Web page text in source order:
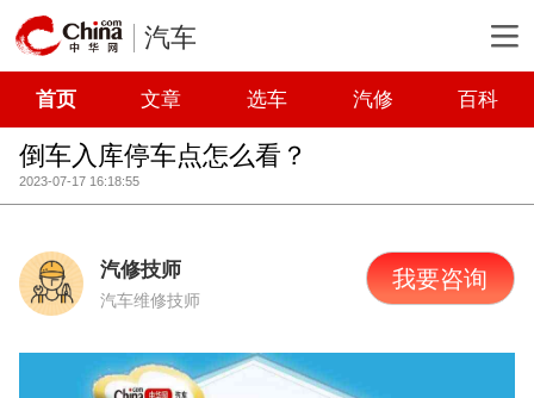
汽车
首页 文章 选车 汽修 百科
倒车入库停车点怎么看？
2023-07-17 16:18:55
汽修技师
汽车维修技师
我要咨询